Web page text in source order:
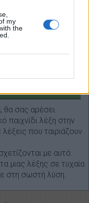
my
the
θα σας αρέσει
παιχνίδι λέξη στην
που ταιριάζουν
με αυτό.
μιας λέξης σε τυχαία
στη σωστή λύση.